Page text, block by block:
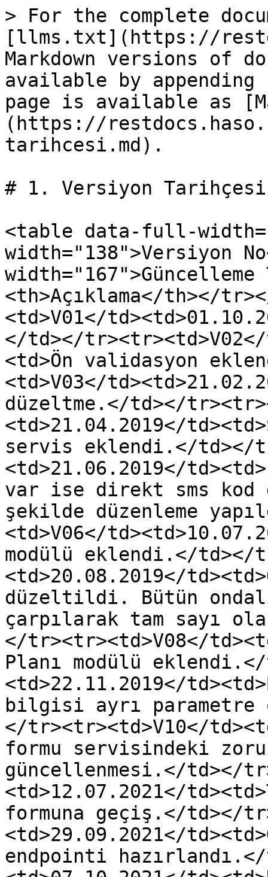
> For the complete
[llms.txt](https://
Markdown versions of
available by
page is available as
(https://
tarihcesi.md).
# 1. Versiyon Tarihçesi
<table data-full-
width="138">Versiyon
<th>Açıklama</th></
<td>V01</
</td></
<td>Ön validasyon
<td>V03</
düzeltme.</td></
<td>21.04.2019</
servis eklendi.</td></
<td>21.06.2019</
var ise direkt sms
şekilde düzenleme
<td>V06</
modülü eklendi.</td></
<td>20.08.2019</
düzeltildi. Bütün
çarpılarak tam sayı
</tr><tr><td>V08</
Planı modülü
<td>22.11.2019</
bilgisi ayrı
</tr><tr><td>V10</
formu servisindeki
güncellenmesi.</td></
<td>12.07.2021</
formuna geçiş.</td></
<td>29.09.2021</
endpointi